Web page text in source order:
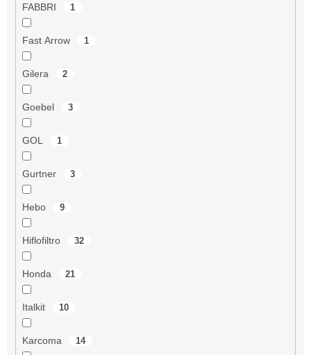
FABBRI 1
Fast Arrow 1
Gilera 2
Goebel 3
GOL 1
Gurtner 3
Hebo 9
Hiflofiltro 32
Honda 21
Italkit 10
Karcoma 14